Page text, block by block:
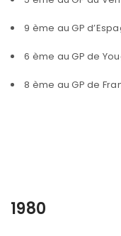
9 ème au GP
6 ème au GP de
8 ème au GP de
1980